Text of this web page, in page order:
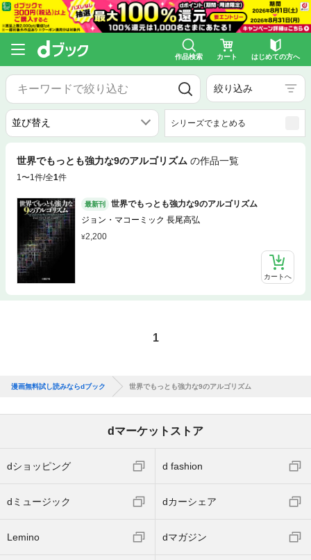
作品検索 カート はじめての方へ
絞り込み
シリーズでまとめる
世界でもっとも強力な9のアルゴリズム の作品一覧
1〜1件/全1件
最新刊
世界でもっとも強力な9のアルゴリズム
ジョン・マコーミック 長尾高弘
2,200
カートへ
1
漫画無料試し読みならdブック 世界でもっとも強力な9のアルゴリズム
dマーケットストア
dショッピング d fashion
dミュージック dカーシェア
Lemino dマガジン